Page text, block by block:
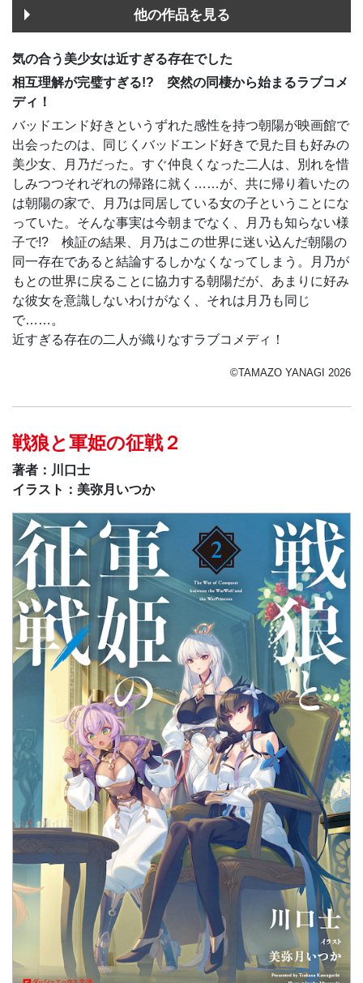
他の作品を見る
気の合う美少女は近すぎる存在でした
相互理解が完璧すぎる!? 突然の同棲から始まるラブコメ
ディ！
バッドエンド好きというずれた感性を持つ朝陽が映画館で
出会ったのは、同じくバッドエンド好きで見た目も好みの
美少女、月乃だった。すぐ仲良くなった二人は、別れを惜
しみつつそれぞれの帰路に就く……が、共に帰り着いたの
は朝陽の家で、月乃は同居している女の子ということにな
っていた。そんな事実は今朝までなく、月乃も知らない様
子で!? 検証の結果、月乃はこの世界に迷い込んだ朝陽の
同一存在であると結論するしかなくなってしまう。月乃が
もとの世界に戻ることに協力する朝陽だが、あまりに好み
な彼女を意識しないわけがなく、それは月乃も同じ
で……。
近すぎる存在の二人が織りなすラブコメディ！
©TAMAZO YANAGI 2026
戦狼と軍姫の征戦２
著者：川口士
イラスト：美弥月いつか